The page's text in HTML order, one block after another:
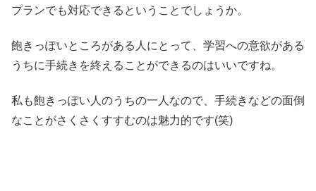
プランでも対応できるということでしょうか。
飽きっぽいところがある人にとって、学習への意欲がある
うちに手続きを終えることができるのはいいですね。
私も飽きっぽい人のうちの一人なので、手続きなどの面倒
なことがさくさくすすむのは魅力的です(笑)